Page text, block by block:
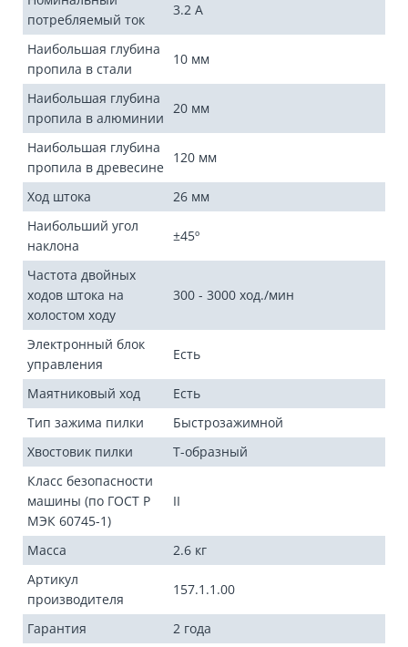
потребляемый ток
3.2 А
Наибольшая глубина
пропила в стали
10 мм
Наибольшая глубина
пропила в алюминии
20 мм
Наибольшая глубина
пропила в древесине
120 мм
Ход штока
26 мм
Наибольший угол
наклона
±45º
Частота двойных
ходов штока на
холостом ходу
300 - 3000 ход./мин
Электронный блок
управления
Есть
Маятниковый ход
Есть
Тип зажима пилки
Быстрозажимной
Хвостовик пилки
Т-образный
Класс безопасности
машины (по ГОСТ Р
МЭК 60745-1)
II
Масса
2.6 кг
Артикул
производителя
157.1.1.00
Гарантия
2 года